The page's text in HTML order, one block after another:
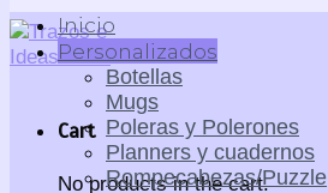
Cart
No products in the cart.
Inicio
Personalizados
Botellas
Mugs
Poleras y Polerones
Planners y cuadernos
Rompecabezas/Puzzle